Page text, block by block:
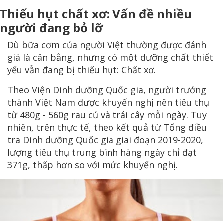
Thiếu hụt chất xơ: Vấn đề nhiều
người đang bỏ lỡ
Dù bữa cơm của người Việt thường được đánh
giá là cân bằng, nhưng có một dưỡng chất thiết
yếu vẫn đang bị thiếu hụt: Chất xơ.
Theo Viện Dinh dưỡng Quốc gia, người trưởng
thành Việt Nam được khuyến nghị nên tiêu thụ
từ 480g - 560g rau củ và trái cây mỗi ngày. Tuy
nhiên, trên thực tế, theo kết quả từ Tổng điều
tra Dinh dưỡng Quốc gia giai đoạn 2019-2020,
lượng tiêu thụ trung bình hàng ngày chỉ đạt
371g, thấp hơn so với mức khuyến nghị.